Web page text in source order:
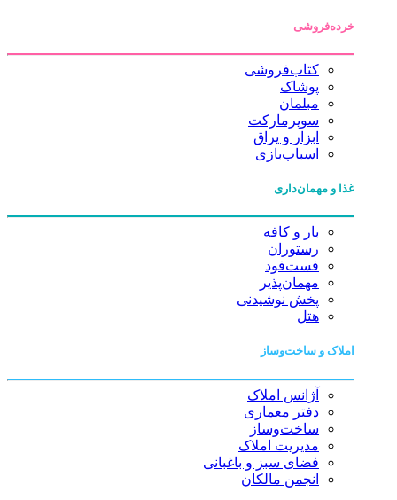
خرده‌فروشی
کتاب‌فروشی
پوشاک
مبلمان
سوپرمارکت
ابزار و یراق
اسباب‌بازی
غذا و مهمان‌داری
بار و کافه
رستوران
فست‌فود
مهمان‌پذیر
پخش نوشیدنی
هتل
املاک و ساخت‌وساز
آژانس املاک
دفتر معماری
ساخت‌وساز
مدیریت املاک
فضای سبز و باغبانی
انجمن مالکان